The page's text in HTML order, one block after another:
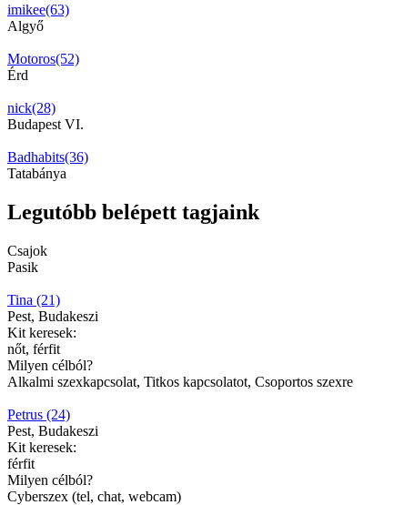
imikee(63)
Algyő
Motoros(52)
Érd
nick(28)
Budapest VI.
Badhabits(36)
Tatabánya
Legutóbb belépett tagjaink
Csajok
Pasik
Tina (21)
Pest, Budakeszi
Kit keresek:
nőt, férfit
Milyen célból?
Alkalmi szexkapcsolat, Titkos kapcsolatot, Csoportos szexre
Petrus (24)
Pest, Budakeszi
Kit keresek:
férfit
Milyen célból?
Cyberszex (tel, chat, webcam)